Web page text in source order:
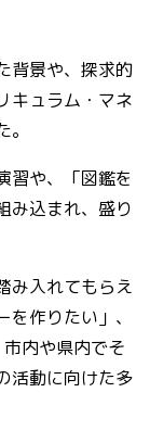
背景や、探求的
キュラム・マネ
習や、「図鑑を
み込まれ、盛り
み入れてもらえ
作りたい」、
内や県内でそ
活動に向けた多